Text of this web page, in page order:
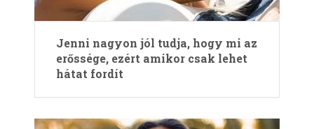
Jenni nagyon jól tudja, hogy mi az
erőssége, ezért amikor csak lehet
hátat fordít